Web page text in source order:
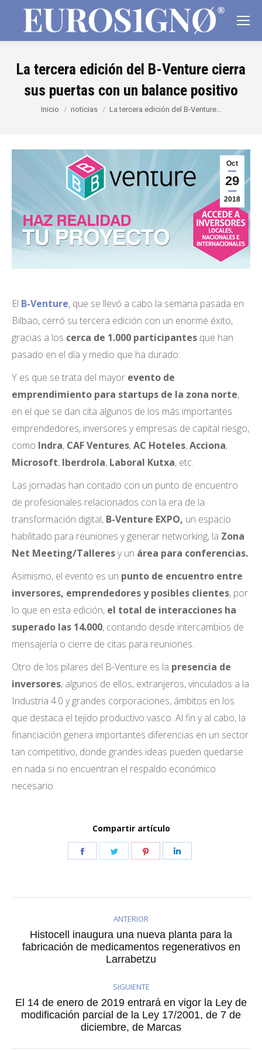
La tercera edición del B-Venture cierra
sus puertas con un balance positivo
Estás aquí:
Inicio noticias La tercera edición del B-Venture…
Oct
29
2018
El B-Venture, que se llevó a cabo la semana pasada en
Bilbao, cerró su tercera edición con un enorme éxito,
gracias a los cerca de 1.000 participantes que han
pasado en el día y medio que ha durado.
Y es que se trata del mayor evento de
emprendimiento para startups de la zona norte,
en el que se dan cita algunos de los más importantes
emprendedores, inversores y empresas de capital riesgo,
como Indra, CAF Ventures,AC Hoteles,Acciona,
Microsoft, Iberdrola, Laboral Kutxa, etc.
Las jornadas han contado con un punto de encuentro
de profesionales relacionados con la era de la
transformación digital, B-Venture EXPO, un espacio
habilitado para reuniones y generar networking, la Zona
Net Meeting/Talleresy un área para conferencias.
Asimismo, el evento es un punto de encuentro entre
inversores, emprendedores y posibles clientes, por
lo que en esta edición, el total de interacciones ha
superado las 14.000, contando desde intercambios de
mensajería o cierre de citas para reuniones.
Otro de los pilares del B-Venture es la presencia de
inversores, algunos de ellos, extranjeros, vinculados a la
Industria 4.0 y grandes corporaciones, ámbitos en los
que destaca el tejido productivo vasco. Al fin y al cabo, la
financiación genera importantes diferencias en un sector
tan competitivo, donde grandes ideas pueden quedarse
en nada si no encuentran el respaldo económico
necesario.
Compartir artículo
Share
Share
Share
ANTERIOR
Publicación
anterior:
Histocell inaugura una nueva planta para la
fabricación de medicamentos regenerativos en
Larrabetzu
SIGUIENTE
Publicación
siguiente:
El 14 de enero de 2019 entrará en vigor la Ley de
modificación parcial de la Ley 17/2001, de 7 de
diciembre, de Marcas